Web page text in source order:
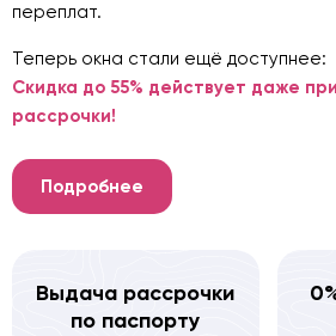
переплат.
Теперь окна стали ещё доступнее:
Скидка до 55% действует даже
рассрочки!
Подробнее
Выдача рассрочки
по паспорту